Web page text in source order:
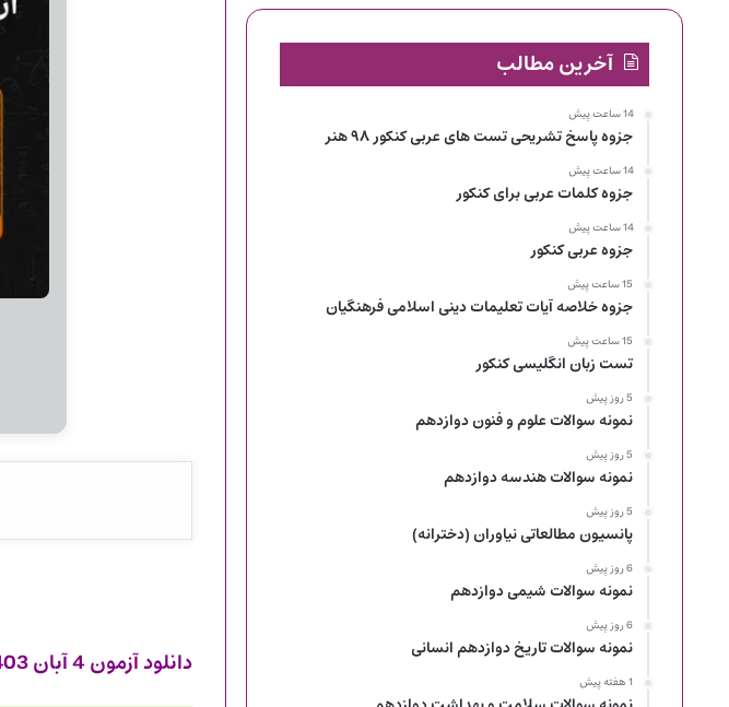
دانلود آزمون 4 آبان 1403 قلم چی + پاسخنامه:
آخرین مطالب
14 ساعت پیش
جزوه پاسخ تشریحی تست های عربی کنکور ۹۸ هنر
14 ساعت پیش
جزوه کلمات عربی برای کنکور
14 ساعت پیش
جزوه عربی کنکور
15 ساعت پیش
جزوه خلاصه آیات تعلیمات دینی اسلامی فرهنگیان
15 ساعت پیش
تست زبان انگلیسی کنکور
5 روز پیش
نمونه سوالات علوم و فنون دوازدهم
5 روز پیش
نمونه سوالات هندسه دوازدهم
5 روز پیش
پانسیون مطالعاتی نیاوران (دخترانه)
6 روز پیش
نمونه سوالات شیمی دوازدهم
6 روز پیش
نمونه سوالات تاریخ دوازدهم انسانی
1 هفته پیش